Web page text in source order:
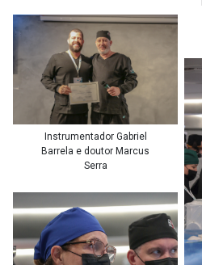
Instrumentador Gabriel
Barrela e doutor Marcus
Serra